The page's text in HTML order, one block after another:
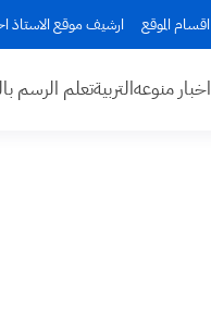
اقسام الموقع ارشيف موقع الاستاذ
اخبار منوعهالتربيةتعلم الرسم